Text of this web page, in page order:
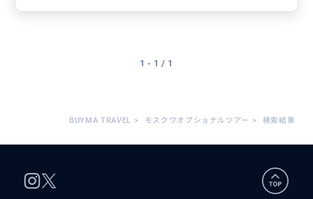
1 - 1 / 1
BUYMA TRAVEL > モスクワオプショナルツアー > 検索結果